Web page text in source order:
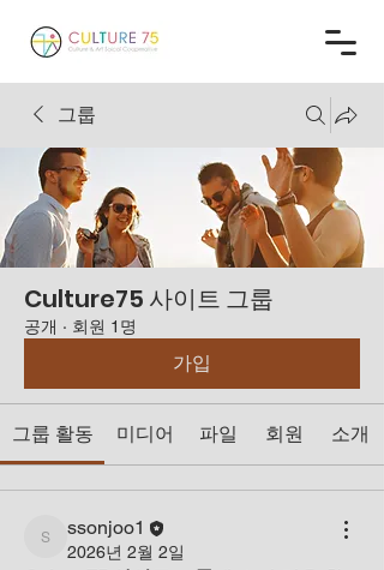
그룹
Culture75 사이트 그룹
공개 · 회원 1명
가입
그룹 활동 미디어 파일 회원 소개
ssonjoo1
ssonjoo1
2026년 2월 2일